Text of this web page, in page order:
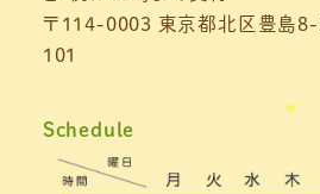
〒114-0003 東京都北区豊島8-
101
Schedule